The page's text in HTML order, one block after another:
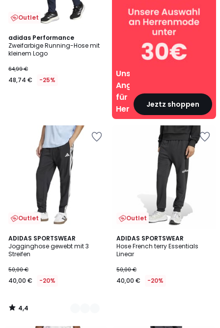
Outlet
adidas Performance
Zweifarbige Running-Hose mit
kleinem Logo
64,99 €
48,74 € -25%
Unsere
Angebote
für
Herren
Jeztz shoppen
Outlet
ADIDAS SPORTSWEAR
Jogginghose gewebt mit 3
Streifen
50,00 €
40,00 € -20%
4,4
/ 5
2
Farben
4,4
/
Outlet
ADIDAS SPORTSWEAR
Hose French terry Essentials
Linear
50,00 €
40,00 € -20%